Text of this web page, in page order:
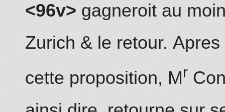
<96v> gagneroit au
Zurich & le retour. Apres
cette proposition, Mr